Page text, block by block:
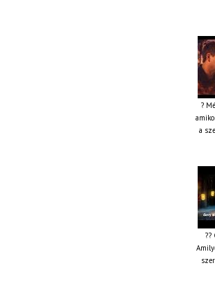
?
a
??